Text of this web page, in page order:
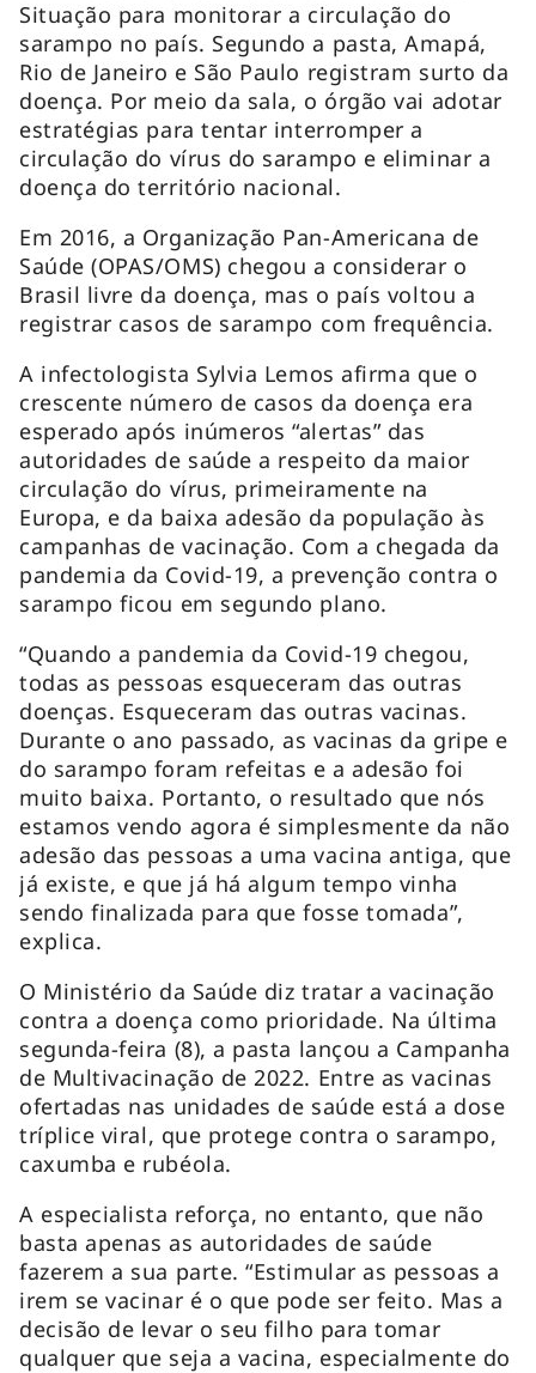
Situação para monitorar a circulação do
sarampo no país. Segundo a pasta, Amapá,
Rio de Janeiro e São Paulo registram surto da
doença. Por meio da sala, o órgão vai adotar
estratégias para tentar interromper a
circulação do vírus do sarampo e eliminar a
doença do território nacional.
Em 2016, a Organização Pan-Americana de
Saúde (OPAS/OMS) chegou a considerar o
Brasil livre da doença, mas o país voltou a
registrar casos de sarampo com frequência.
A infectologista Sylvia Lemos afirma que o
crescente número de casos da doença era
esperado após inúmeros “alertas” das
autoridades de saúde a respeito da maior
circulação do vírus, primeiramente na
Europa, e da baixa adesão da população às
campanhas de vacinação. Com a chegada da
pandemia da Covid-19, a prevenção contra o
sarampo ficou em segundo plano.
“Quando a pandemia da Covid-19 chegou,
todas as pessoas esqueceram das outras
doenças. Esqueceram das outras vacinas.
Durante o ano passado, as vacinas da gripe e
do sarampo foram refeitas e a adesão foi
muito baixa. Portanto, o resultado que nós
estamos vendo agora é simplesmente da não
adesão das pessoas a uma vacina antiga, que
já existe, e que já há algum tempo vinha
sendo finalizada para que fosse tomada”,
explica.
O Ministério da Saúde diz tratar a vacinação
contra a doença como prioridade. Na última
segunda-feira (8), a pasta lançou a Campanha
de Multivacinação de 2022. Entre as vacinas
ofertadas nas unidades de saúde está a dose
tríplice viral, que protege contra o sarampo,
caxumba e rubéola.
A especialista reforça, no entanto, que não
basta apenas as autoridades de saúde
fazerem a sua parte. “Estimular as pessoas a
irem se vacinar é o que pode ser feito. Mas a
decisão de levar o seu filho para tomar
qualquer que seja a vacina, especialmente do